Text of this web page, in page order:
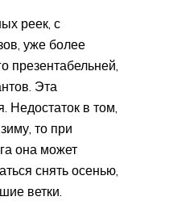
реек, с
уже более
презентабельней,
Эта
Недостаток в том,
то при
она может
снять осенью,
ветки.